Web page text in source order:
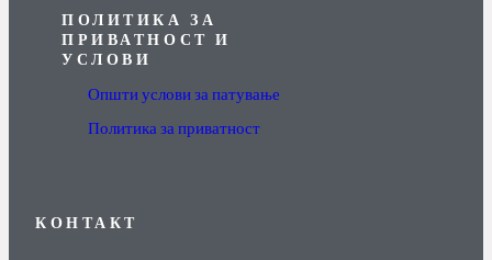
ПОЛИТИКА ЗА
ПРИВАТНОСТ И
УСЛОВИ
Општи услови за патување
Политика за приватност
КОНТАКТ